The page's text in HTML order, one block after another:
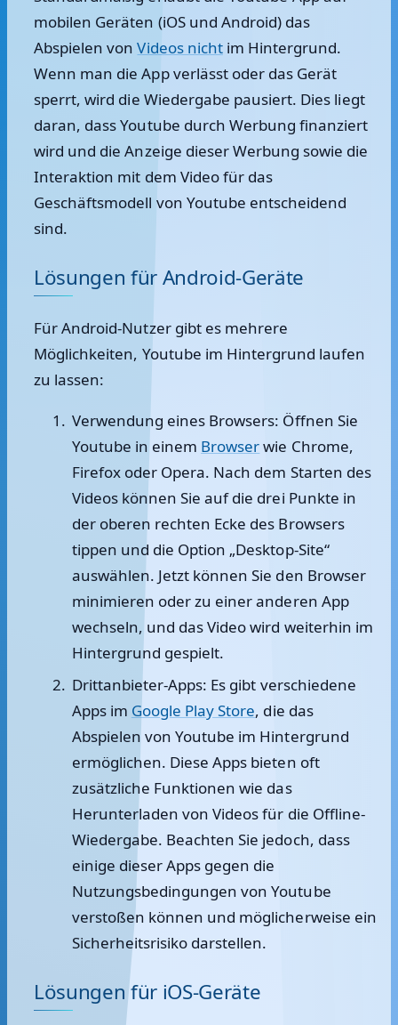
mobilen Geräten (iOS und Android) das
Abspielen vonVideos nichtim Hintergrund.
Wenn man die App verlässt oder das Gerät
sperrt, wird die Wiedergabe pausiert. Dies liegt
daran, dass Youtube durch Werbung finanziert
wird und die Anzeige dieser Werbung sowie die
Interaktion mit dem Video für das
Geschäftsmodell von Youtube entscheidend
sind.
Lösungen für Android-Geräte
Für Android-Nutzer gibt es mehrere
Möglichkeiten, Youtube im Hintergrund laufen
zu lassen:
Verwendung eines Browsers: Öffnen Sie
Youtube in einem Browserwie Chrome,
Firefox oder Opera. Nach dem Starten des
Videos können Sie auf die drei Punkte in
der oberen rechten Ecke des Browsers
tippen und die Option „Desktop-Site“
auswählen. Jetzt können Sie den Browser
minimieren oder zu einer anderen App
wechseln, und das Video wird weiterhin im
Hintergrund gespielt.
Drittanbieter-Apps: Es gibt verschiedene
Apps im Google Play Store, die das
Abspielen von Youtube im Hintergrund
ermöglichen. Diese Apps bieten oft
zusätzliche Funktionen wie das
Herunterladen von Videos für die Offline-
Wiedergabe. Beachten Sie jedoch, dass
einige dieser Apps gegen die
Nutzungsbedingungen von Youtube
verstoßen können und möglicherweise ein
Sicherheitsrisiko darstellen.
Lösungen für iOS-Geräte